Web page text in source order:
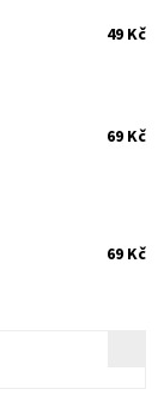
49 Kč
69 Kč
69 Kč